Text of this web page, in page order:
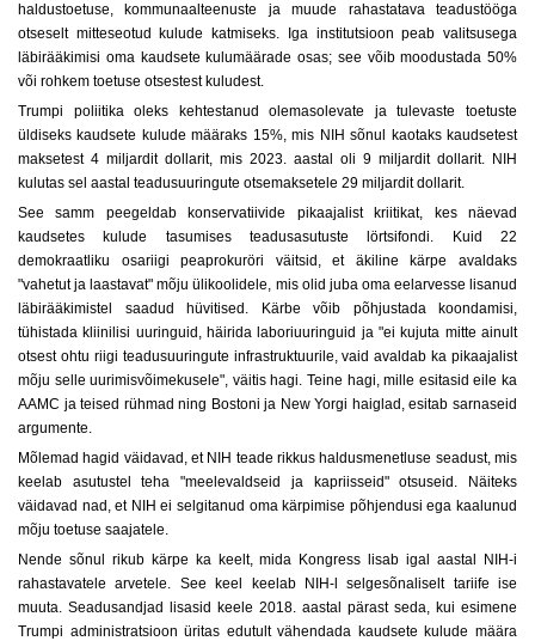
haldustoetuse, kommunaalteenuste ja muude rahastatava teadustööga
otseselt mitteseotud kulude katmiseks. Iga institutsioon peab valitsusega
läbirääkimisi oma kaudsete kulumäärade osas; see võib moodustada 50%
või rohkem toetuse otsestest kuludest.
Trumpi poliitika oleks kehtestanud olemasolevate ja tulevaste toetuste
üldiseks kaudsete kulude määraks 15%, mis NIH sõnul kaotaks kaudsetest
maksetest 4 miljardit dollarit, mis 2023. aastal oli 9 miljardit dollarit. NIH
kulutas sel aastal teadusuuringute otsemaksetele 29 miljardit dollarit.
See samm peegeldab konservatiivide pikaajalist kriitikat, kes näevad
kaudsetes kulude tasumises teadusasutuste lörtsifondi. Kuid 22
demokraatliku osariigi peaprokuröri väitsid, et äkiline kärpe avaldaks
"vahetut ja laastavat" mõju ülikoolidele, mis olid juba oma eelarvesse lisanud
läbirääkimistel saadud hüvitised. Kärbe võib põhjustada koondamisi,
tühistada kliinilisi uuringuid, häirida laboriuuringuid ja "ei kujuta mitte ainult
otsest ohtu riigi teadusuuringute infrastruktuurile, vaid avaldab ka pikaajalist
mõju selle uurimisvõimekusele", väitis hagi. Teine hagi, mille esitasid eile ka
AAMC ja teised rühmad ning Bostoni ja New Yorgi haiglad, esitab sarnaseid
argumente.
Mõlemad hagid väidavad, et NIH teade rikkus haldusmenetluse seadust, mis
keelab asutustel teha "meelevaldseid ja kapriisseid" otsuseid. Näiteks
väidavad nad, et NIH ei selgitanud oma kärpimise põhjendusi ega kaalunud
mõju toetuse saajatele.
Nende sõnul rikub kärpe ka keelt, mida Kongress lisab igal aastal NIH-i
rahastavatele arvetele. See keel keelab NIH-l selgesõnaliselt tariife ise
muuta. Seadusandjad lisasid keele 2018. aastal pärast seda, kui esimene
Trumpi administratsioon üritas edutult vähendada kaudsete kulude määra